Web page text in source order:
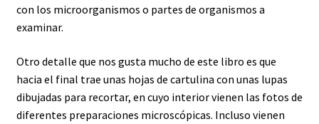
con los microorganismos o partes de organismos a
examinar.
Otro detalle que nos gusta mucho de este libro es que
hacia el final trae unas hojas de cartulina con unas lupas
dibujadas para recortar, en cuyo interior vienen las fotos de
diferentes preparaciones microscópicas. Incluso vienen